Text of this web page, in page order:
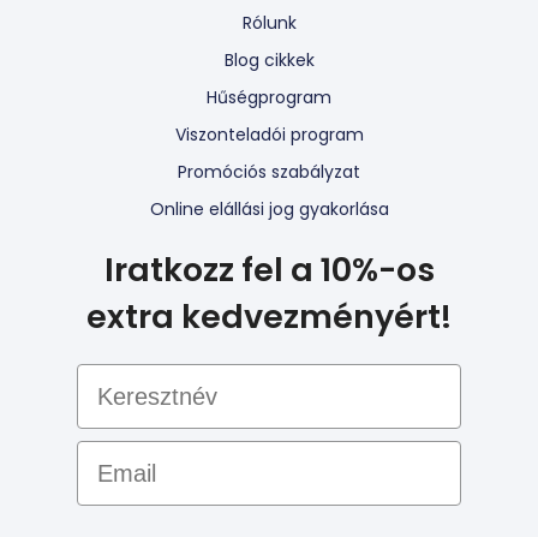
Rólunk
Blog cikkek
Hűségprogram
Viszonteladói program
Promóciós szabályzat
Online elállási jog gyakorlása
Iratkozz fel a 10%-os
extra kedvezményért!
Email